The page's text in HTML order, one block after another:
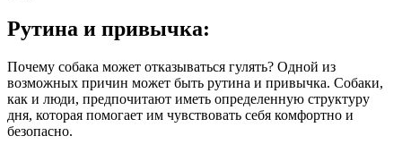
Рутина и привычка:
Почему собака может отказываться гулять? Одной из
возможных причин может быть рутина и привычка. Собаки,
как и люди, предпочитают иметь определенную структуру
дня, которая помогает им чувствовать себя комфортно и
безопасно.